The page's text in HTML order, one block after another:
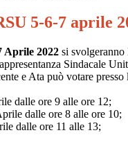
5-6-7 aprile
Aprile 2022 si
Sindacale
e Ata può votare
dalle ore 9 alle ore 12;
dalle ore 8 alle ore 10;
dalle ore 11 alle 13;